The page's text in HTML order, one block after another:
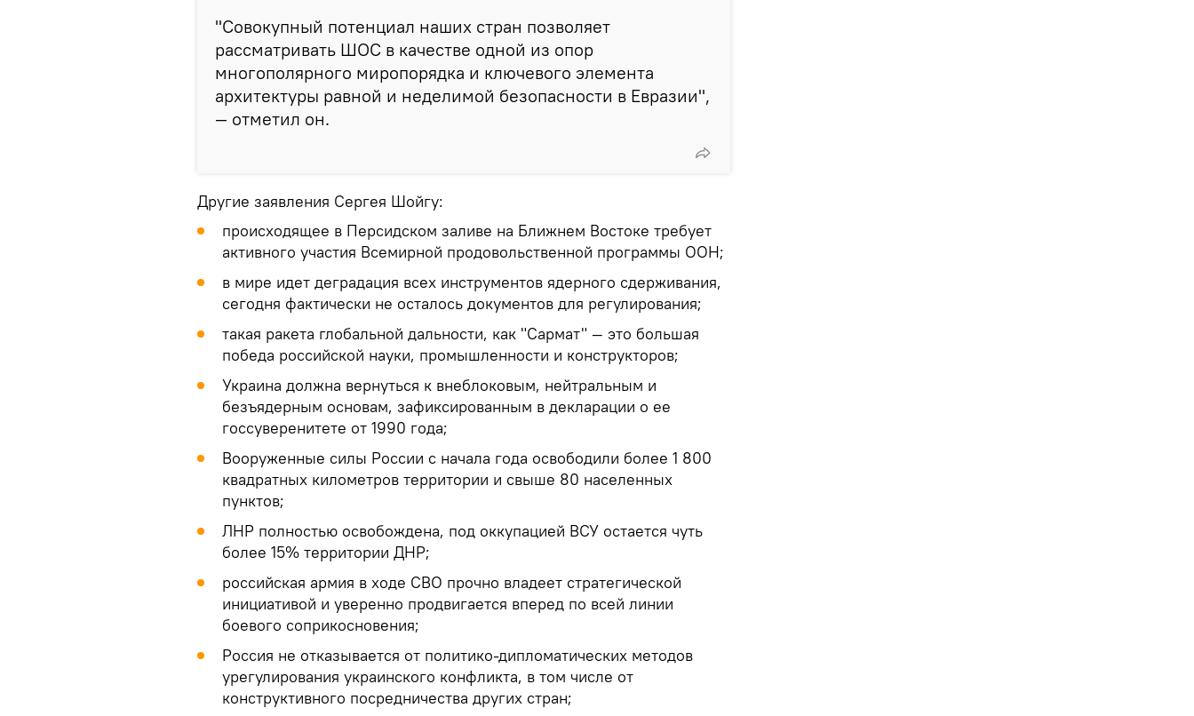
"Совокупный потенциал наших стран позволяет
рассматривать ШОС в качестве одной из опор
многополярного миропорядка и ключевого элемента
архитектуры равной и неделимой безопасности в Евразии",
— отметил он.
Другие заявления Сергея Шойгу:
происходящее в Персидском заливе на Ближнем Востоке требует
активного участия Всемирной продовольственной программы ООН;
в мире идет деградация всех инструментов ядерного сдерживания,
сегодня фактически не осталось документов для регулирования;
такая ракета глобальной дальности, как "Сармат" — это большая
победа российской науки, промышленности и конструкторов;
Украина должна вернуться к внеблоковым, нейтральным и
безъядерным основам, зафиксированным в декларации о ее
госсуверенитете от 1990 года;
Вооруженные силы России с начала года освободили более 1 800
квадратных километров территории и свыше 80 населенных
пунктов;
ЛНР полностью освобождена, под оккупацией ВСУ остается чуть
более 15% территории ДНР;
российская армия в ходе СВО прочно владеет стратегической
инициативой и уверенно продвигается вперед по всей линии
боевого соприкосновения;
Россия не отказывается от политико-дипломатических методов
урегулирования украинского конфликта, в том числе от
конструктивного посредничества других стран;